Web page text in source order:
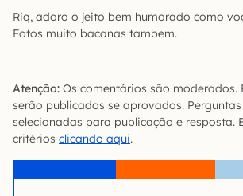
Riq, adoro o jeito bem humorado como
Fotos muito bacanas tambem.
Atenção: Os comentários são moderados.
serão publicados se aprovados.
selecionadas para publicação e resposta.
critérios clicando aqui.